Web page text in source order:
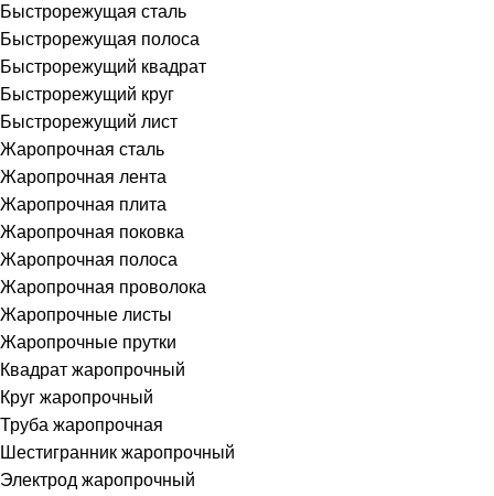
Быстрорежущая сталь
Быстрорежущая полоса
Быстрорежущий квадрат
Быстрорежущий круг
Быстрорежущий лист
Жаропрочная сталь
Жаропрочная лента
Жаропрочная плита
Жаропрочная поковка
Жаропрочная полоса
Жаропрочная проволока
Жаропрочные листы
Жаропрочные прутки
Квадрат жаропрочный
Круг жаропрочный
Труба жаропрочная
Шестигранник жаропрочный
Электрод жаропрочный